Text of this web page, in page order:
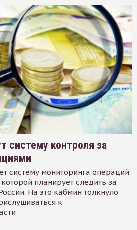
систему контроля за
систему мониторинга операций
планирует следить за
На это кабмин толкнуло
к